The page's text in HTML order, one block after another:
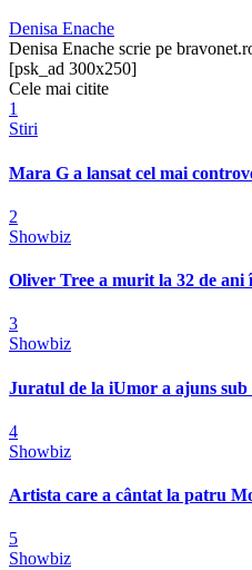
Denisa Enache
Denisa Enache scrie pe
[psk_ad 300x250]
Cele mai citite
1
Stiri
Mara G a lansat cel mai
2
Showbiz
Oliver Tree a murit la 32 de ani
3
Showbiz
Juratul de la iUmor a ajuns
4
Showbiz
Artista care a cântat la patru
5
Showbiz